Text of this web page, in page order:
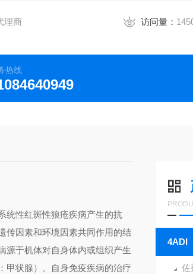
理商 访问量：
热线
4ADI
佐
统性红斑性狼疮疾病产生的抗
传因素和环境因素共同作用的结
源于机体对自身体内或组织产生
甲状腺）。自身免疫疾病的治疗